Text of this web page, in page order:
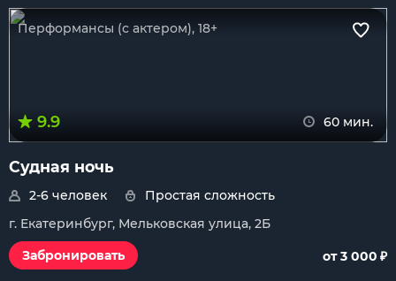
Перформансы (с актером), 18+
9.9 60 мин.
Судная ночь
2-6 человек
Простая сложность
г. Екатеринбург, Мельковская улица, 2Б
Забронировать
от 3 000 ₽